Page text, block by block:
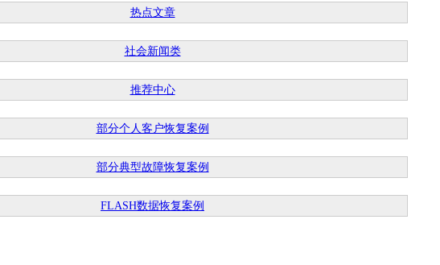
热点文章
社会新闻类
推荐中心
部分个人客户恢复案例
部分典型故障恢复案例
FLASH数据恢复案例